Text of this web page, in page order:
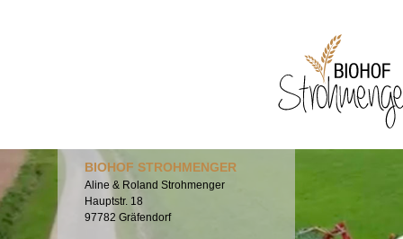
BIOHOF STROHMENGER
Aline & Roland Strohmenger
Hauptstr. 18
97782 Gräfendorf